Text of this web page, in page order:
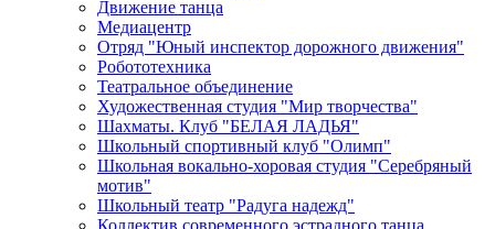
Движение танца
Медиацентр
Отряд "Юный инспектор дорожного движения"
Робототехника
Театральное объединение
Художественная студия "Мир творчества"
Шахматы. Клуб "БЕЛАЯ ЛАДЬЯ"
Школьный спортивный клуб "Олимп"
Школьная вокально-хоровая студия "Серебряный
мотив"
Школьный театр "Радуга надежд"
Коллектив современного эстрадного танца